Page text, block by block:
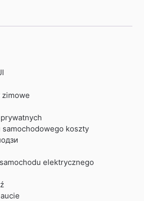
zimowe
koszty
elektrycznego